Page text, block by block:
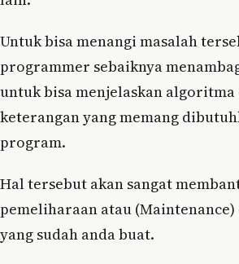
Untuk bisa menangi masalah
programmer sebaiknya
untuk bisa menjelaskan algoritma
keterangan yang memang
program.
Hal tersebut akan sangat
pemeliharaan atau
yang sudah anda buat.